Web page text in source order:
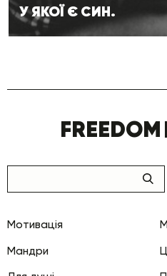
У ЯКОЇ Є СИН.
FREEDOM
Мотивація
Мандри